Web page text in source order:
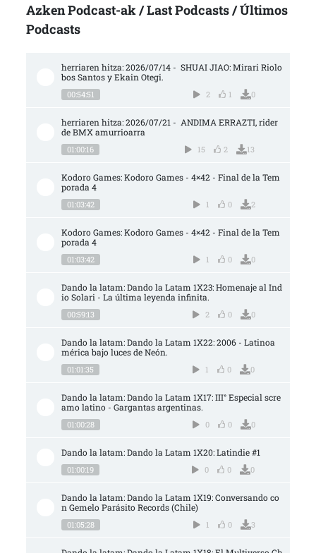
Azken Podcast-ak / Last Podcasts / Últimos
Podcasts
herriaren hitza: 2026/07/14 -  SHUAI JIAO: Mirari Riolo
bos Santos y Ekain Otegi.
00:54:51 2 1 0
herriaren hitza: 2026/07/21 -  ANDIMA ERRAZTI, rider
de BMX amurrioarra
01:00:16 15 2 13
Kodoro Games: Kodoro Games - 4×42 - Final de la Tem
porada 4
01:03:42 1 0 2
Kodoro Games: Kodoro Games - 4×42 - Final de la Tem
porada 4
01:03:42 1 0 0
Dando la latam: Dando la Latam 1X23: Homenaje al Ind
io Solari - La última leyenda infinita.
00:59:13 2 0 0
Dando la latam: Dando la Latam 1X22: 2006 - Latinoa
mérica bajo luces de Neón.
01:01:35 1 0 0
Dando la latam: Dando la Latam 1X17: III° Especial scre
amo latino - Gargantas argentinas.
01:00:28 0 0 0
Dando la latam: Dando la Latam 1X20: Latindie #1
01:00:19 0 0 0
Dando la latam: Dando la Latam 1X19: Conversando co
n Gemelo Parásito Records (Chile)
01:05:28 1 0 3